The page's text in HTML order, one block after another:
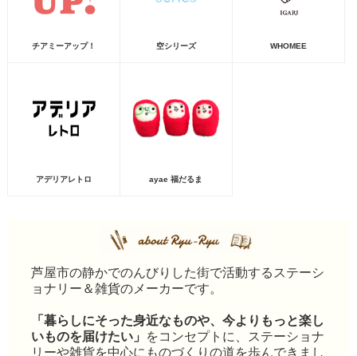
チアミーアップ！ 空シリーズ WHOMEE
アデリアレトロ ayae 福だるま
芦屋市の静かでのんびりした街で活動するステーシ
ョナリー＆雑貨のメーカーです。
「暮らしにそった身近なものや、今よりもっと楽し
いものを届けたい」
をコンセプトに、ステーショナ
リーや雑貨を中心にものづくりの道を歩んできまし